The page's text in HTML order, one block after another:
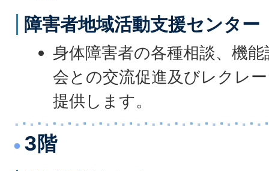
障害者地域活動支援センター
身体障害者の各種相談、機
会との交流促進及びレクレ
提供します。
3階